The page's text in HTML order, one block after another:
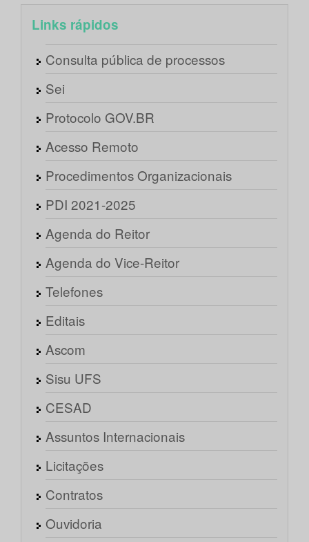
Links rápidos
Consulta pública de processos
Sei
Protocolo GOV.BR
Acesso Remoto
Procedimentos Organizacionais
PDI 2021-2025
Agenda do Reitor
Agenda do Vice-Reitor
Telefones
Editais
Ascom
Sisu UFS
CESAD
Assuntos Internacionais
Licitações
Contratos
Ouvidoria